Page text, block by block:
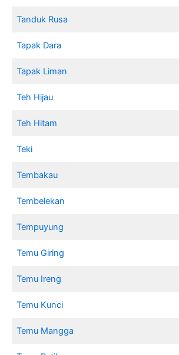
Tanduk Rusa
Tapak Dara
Tapak Liman
Teh Hijau
Teh Hitam
Teki
Tembakau
Tembelekan
Tempuyung
Temu Giring
Temu Ireng
Temu Kunci
Temu Mangga